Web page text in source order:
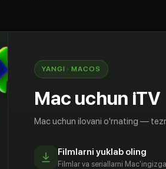
YANGI · MACOS
Mac uchun iTV
Mac uchun ilovani o'rnating —
Filmlarni yuklab oling
Filmlar va seriallarni